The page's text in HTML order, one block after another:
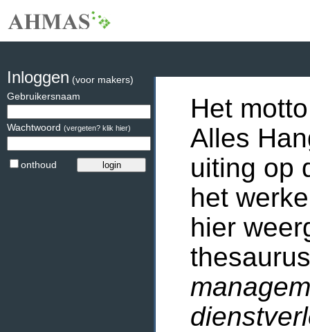
Het
Alles
uiting op
het
hier
Inloggen (voor makers)
Gebruikersnaam
Wachtwoord (vergeten? klik hier)
onthoud